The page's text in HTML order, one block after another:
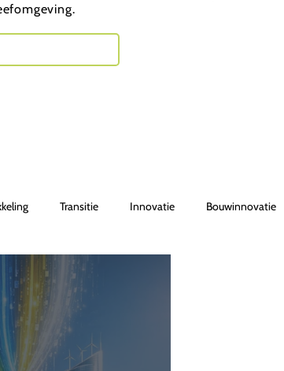
Transitie Innovatie Bouwinnovatie